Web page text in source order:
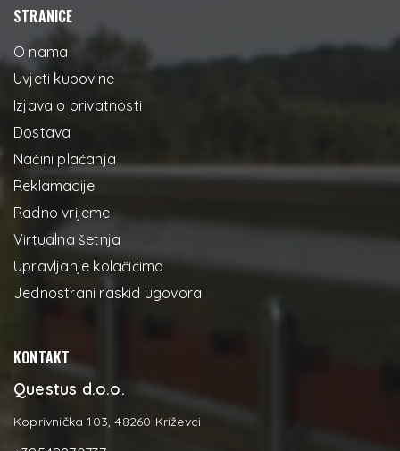
STRANICE
O nama
Uvjeti kupovine
Izjava o privatnosti
Dostava
Načini plaćanja
Reklamacije
Radno vrijeme
Virtualna šetnja
Upravljanje kolačićima
Jednostrani raskid ugovora
KONTAKT
Questus d.o.o.
Koprivnička 103, 48260 Križevci